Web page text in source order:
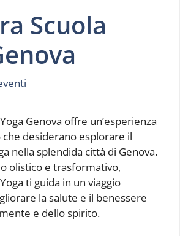
Scuola
Genova offre un’esperienza
desiderano esplorare il
nella splendida città di Genova.
olistico e trasformativo,
ti guida in un viaggio
la salute e il benessere
e dello spirito.